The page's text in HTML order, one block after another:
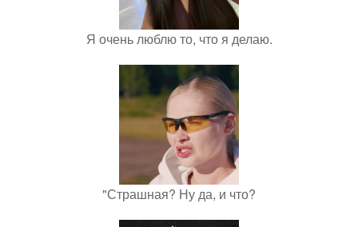
Я очень люблю то, что я делаю.
"Страшная? Ну да, и что?